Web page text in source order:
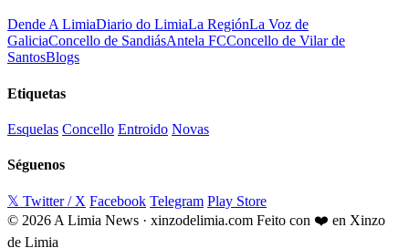
Dende A LimiaDiario do LimiaLa RegiónLa Voz de
GaliciaConcello de SandiásAntela FCConcello de Vilar de
SantosBlogs
Etiquetas
Esquelas Concello Entroido Novas
Séguenos
𝕏 Twitter / X Facebook Telegram Play Store
© 2026 A Limia News · xinzodelimia.com Feito con ❤️ en Xinzo
de Limia